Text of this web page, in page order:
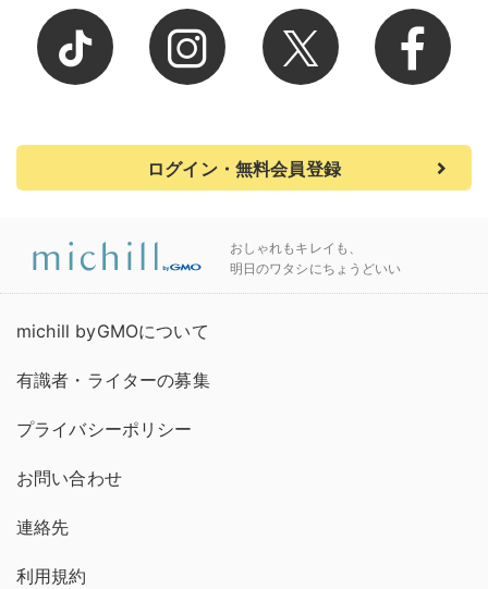
ログイン・無料会員登録
おしゃれもキレイも、
明日のワタシにちょうどいい
michill byGMOについて
有識者・ライターの募集
プライバシーポリシー
お問い合わせ
連絡先
利用規約